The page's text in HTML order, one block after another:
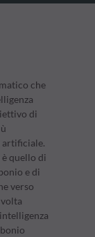
che
di
artificiale.
quello di
e di
verso